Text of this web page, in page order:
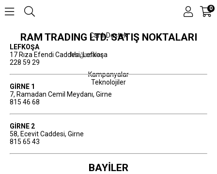
Canlı Destek
Mağazalar
Kampanyalar
Teknolojiler
0
RAM TRADING LTD. SATIŞ NOKTALARI
LEFKOŞA
17 Rıza Efendi Caddesi, Lefkoşa
228 59 29
GİRNE 1
7, Ramadan Cemil Meydanı, Girne
815 46 68
GİRNE 2
58, Ecevit Caddesi, Girne
815 65 43
BAYİLER